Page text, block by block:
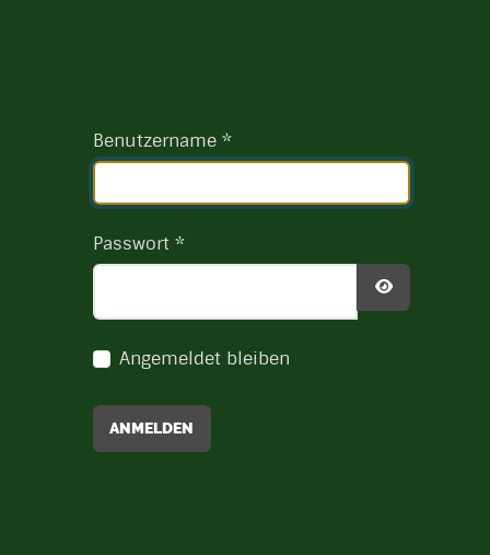
Benutzername *
Passwort *
PASSWORT
Angemeldet bleiben
ANMELDEN